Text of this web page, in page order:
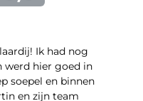
Ik had nog
werd hier goed in
soepel en binnen
en zijn team